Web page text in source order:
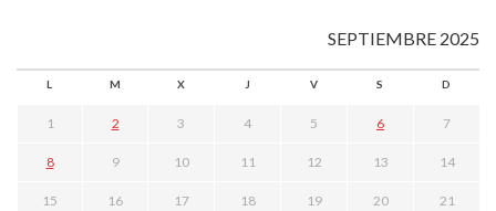
SEPTIEMBRE 2025
L M X J V S D
1 2 3 4 5 6 7
8 9 10 11 12 13 14
15 16 17 18 19 20 21